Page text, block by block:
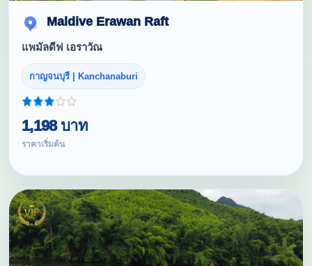
Maldive Erawan Raft
แพมัลดีฟ เอราวัณ
กาญจนบุรี | Kanchanaburi
1,198 บาท
ราคาเริ่มต้น